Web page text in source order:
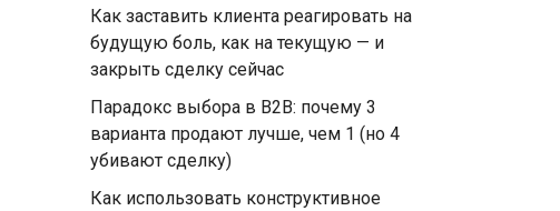
Как заставить клиента реагировать на
будущую боль, как на текущую — и
закрыть сделку сейчас
Парадокс выбора в B2B: почему 3
варианта продают лучше, чем 1 (но 4
убивают сделку)
Как использовать конструктивное